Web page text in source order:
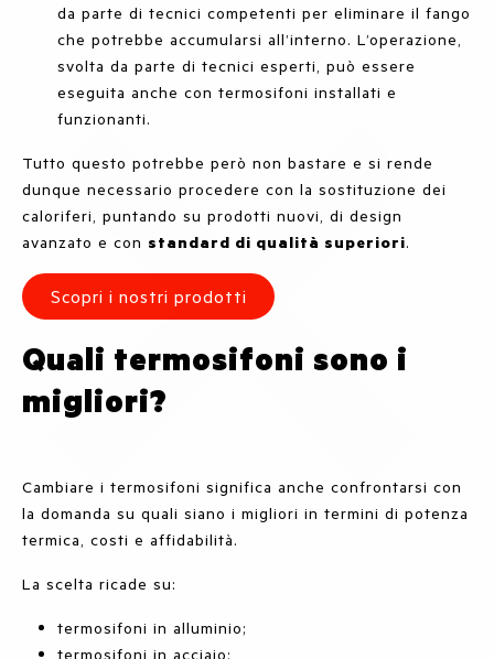
da parte di tecnici competenti per eliminare il fango
che potrebbe accumularsi all’interno. L’operazione,
svolta da parte di tecnici esperti, può essere
eseguita anche con termosifoni installati e
funzionanti.
Tutto questo potrebbe però non bastare e si rende
dunque necessario procedere con la sostituzione dei
caloriferi, puntando su prodotti nuovi, di design
avanzato e con standard di qualità superiori.
Scopri i nostri prodotti
Quali termosifoni sono i
migliori?
Cambiare i termosifoni significa anche confrontarsi con
la domanda su quali siano i migliori in termini di potenza
termica, costi e affidabilità.
La scelta ricade su:
termosifoni in alluminio;
termosifoni in acciaio;